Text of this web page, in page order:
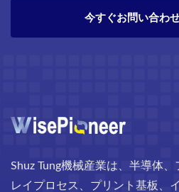
今すぐお問い合わ
Shuz Tung機械産業は、半導体
レイプロセス、プリント基板、